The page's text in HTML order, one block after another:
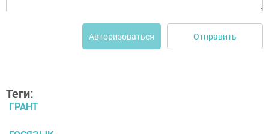
Авторизоваться Отправить
Теги:
ГРАНТ